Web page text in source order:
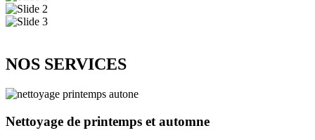
NOS SERVICES
Nettoyage de printemps et automne